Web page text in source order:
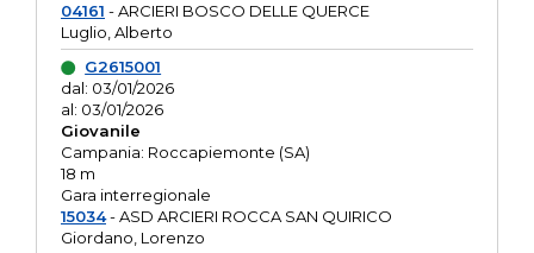
04161 - ARCIERI BOSCO DELLE QUERCE
Luglio, Alberto
G2615001
dal: 03/01/2026
al: 03/01/2026
Giovanile
Campania: Roccapiemonte (SA)
18 m
Gara interregionale
15034- ASD ARCIERI ROCCA SAN QUIRICO
Giordano, Lorenzo